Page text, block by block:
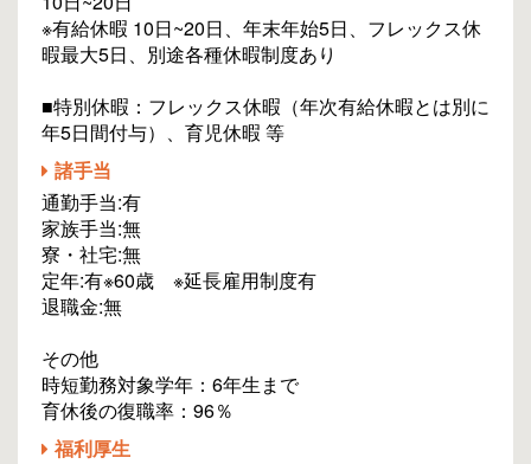
※有給休暇 10日~20日、年末年始5日、フレックス休
暇最大5日、別途各種休暇制度あり
■特別休暇：フレックス休暇（年次有給休暇とは別に
年5日間付与）、育児休暇 等
諸手当
通勤手当:有
家族手当:無
寮・社宅:無
定年:有※60歳 ※延長雇用制度有
退職金:無
その他
時短勤務対象学年：6年生まで
育休後の復職率：96％
福利厚生